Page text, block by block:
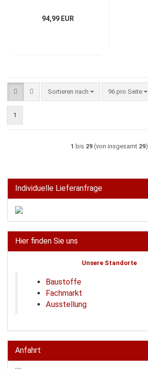
94,99 EUR
Sortieren nach
Sortieren nach 96 pro Seite
pro Seite
1
1 bis 29(von insgesamt 29)
Individuelle Lieferanfrage
Hier finden Sie uns
Unsere Standorte
Baustoffe
Fachmarkt
Ausstellung
Anfahrt